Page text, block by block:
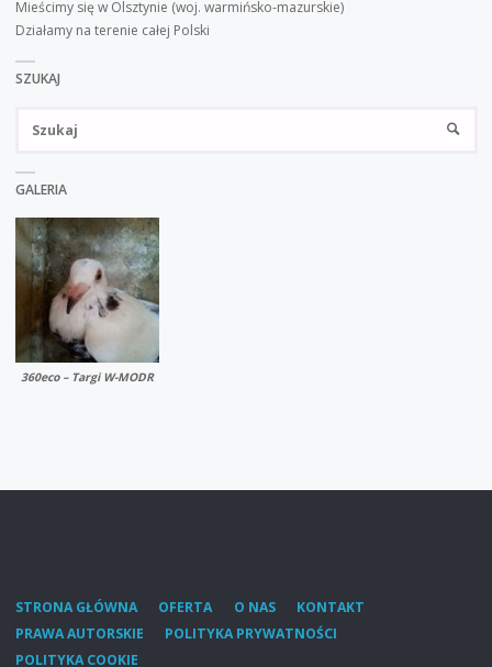
Mieścimy się w Olsztynie (woj. warmińsko-mazurskie)
Działamy na terenie całej Polski
SZUKAJ
GALERIA
360eco – Targi W-MODR
STRONA GŁÓWNA OFERTA O NAS
KONTAKT
PRAWA AUTORSKIE
POLITYKA PRYWATNOŚCI
POLITYKA COOKIE